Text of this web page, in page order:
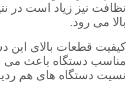
نظافت نیز زیاد است
بالا می رود.
کیفیت قطعات بالای این
مناسب دستگاه باعث می
نسیت دستگاه های هم